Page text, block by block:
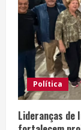
Política
Lideranças de